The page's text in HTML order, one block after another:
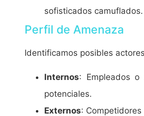
sofisticados camuflados.
Perfil de Amenaza
Identificamos posibles
Internos: Empleados o
potenciales.
Externos: